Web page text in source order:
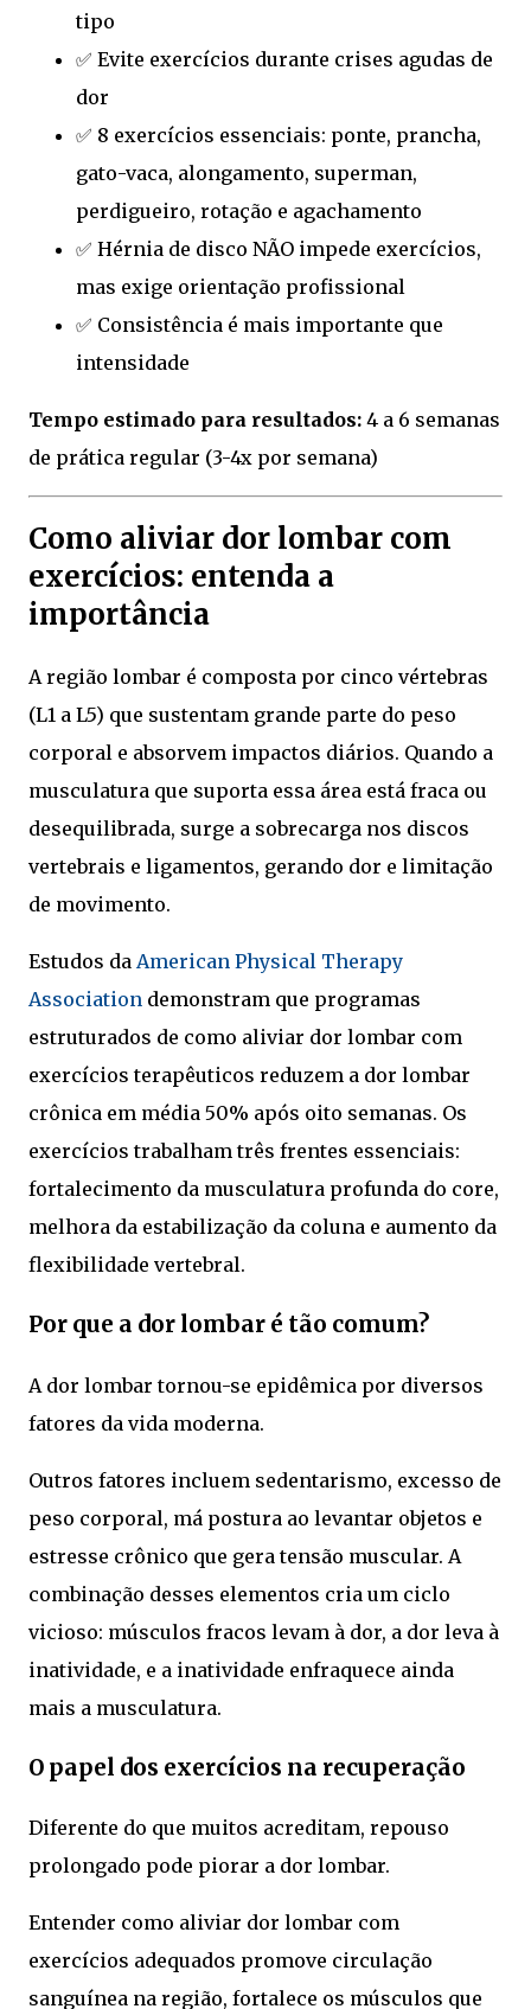
tipo
✅ Evite exercícios durante crises agudas de
dor
✅ 8 exercícios essenciais: ponte, prancha,
gato-vaca, alongamento, superman,
perdigueiro, rotação e agachamento
✅ Hérnia de disco NÃO impede exercícios,
mas exige orientação profissional
✅ Consistência é mais importante que
intensidade
Tempo estimado para resultados: 4 a 6 semanas
de prática regular (3-4x por semana)
Como aliviar dor lombar com
exercícios: entenda a
importância
A região lombar é composta por cinco vértebras
(L1 a L5) que sustentam grande parte do peso
corporal e absorvem impactos diários. Quando a
musculatura que suporta essa área está fraca ou
desequilibrada, surge a sobrecarga nos discos
vertebrais e ligamentos, gerando dor e limitação
de movimento.
Estudos da American Physical Therapy
Association demonstram que programas
estruturados de como aliviar dor lombar com
exercícios terapêuticos reduzem a dor lombar
crônica em média 50% após oito semanas. Os
exercícios trabalham três frentes essenciais:
fortalecimento da musculatura profunda do core,
melhora da estabilização da coluna e aumento da
flexibilidade vertebral.
Por que a dor lombar é tão comum?
A dor lombar tornou-se epidêmica por diversos
fatores da vida moderna.
Outros fatores incluem sedentarismo, excesso de
peso corporal, má postura ao levantar objetos e
estresse crônico que gera tensão muscular. A
combinação desses elementos cria um ciclo
vicioso: músculos fracos levam à dor, a dor leva à
inatividade, e a inatividade enfraquece ainda
mais a musculatura.
O papel dos exercícios na recuperação
Diferente do que muitos acreditam, repouso
prolongado pode piorar a dor lombar.
Entender como aliviar dor lombar com
exercícios adequados promove circulação
sanguínea na região, fortalece os músculos que